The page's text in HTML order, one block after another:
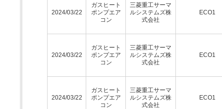
2024/03/22
ガスヒート
ポンプエア
コン
三菱重工サーマ
ルシステムズ株
式会社
ECO1
2024/03/22
ガスヒート
ポンプエア
コン
三菱重工サーマ
ルシステムズ株
式会社
ECO1
2024/03/22
ガスヒート
ポンプエア
コン
三菱重工サーマ
ルシステムズ株
式会社
ECO1